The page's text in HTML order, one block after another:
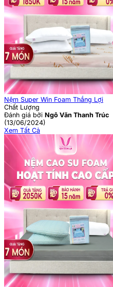
Nệm Super Win Foam Thắng Lợi
Chất Lượng
Đánh giá bởi Ngô Văn Thanh Trúc
(13/06/2024)
Xem Tất Cả